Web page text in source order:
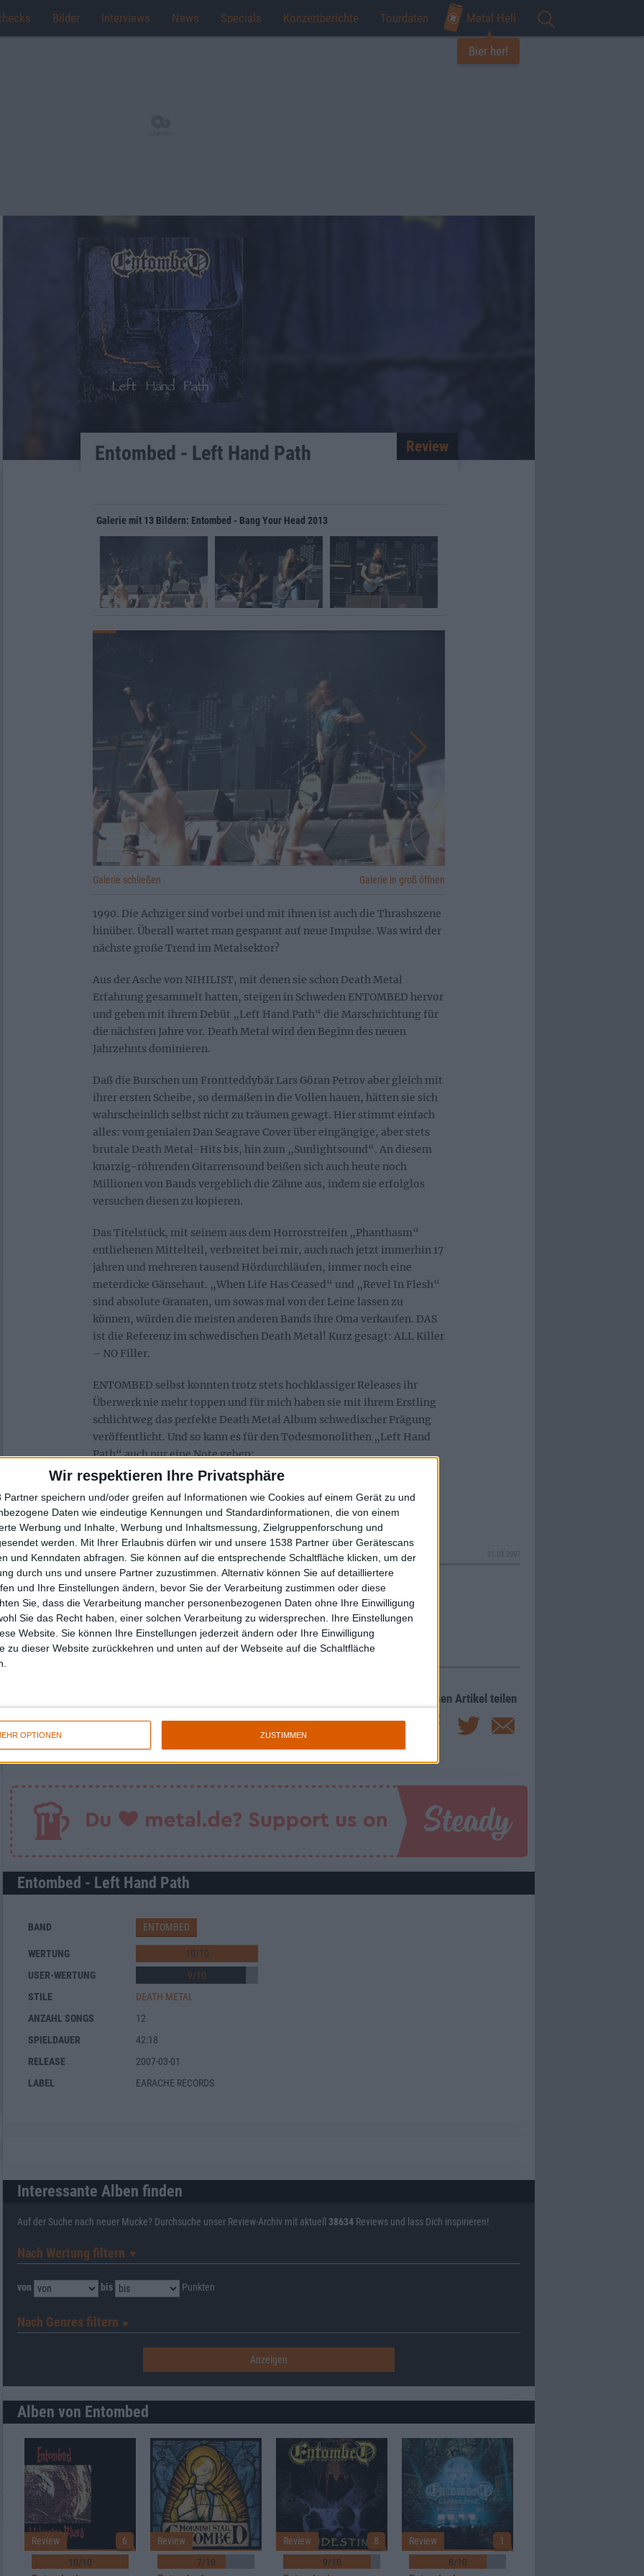
Wir respektieren Ihre Privatsphäre
Partner speichern und/oder greifen auf Informationen wie Cookies auf einem Gerät zu und
Daten wie eindeutige Kennungen und Standardinformationen, die von einem
Werbung und Inhalte, Werbung und Inhaltsmessung, Zielgruppenforschung und
werden.
Mit Ihrer Erlaubnis dürfen wir und unsere 1538 Partner über Gerätescans
und Kenndaten abfragen. Sie können auf die entsprechende Schaltfläche klicken, um der
durch uns und unsere Partner zuzustimmen. Alternativ können Sie auf detailliertere
und Ihre Einstellungen ändern, bevor Sie der Verarbeitung zustimmen oder diese
Sie, dass die Verarbeitung mancher personenbezogenen Daten ohne Ihre Einwilligung
Sie das Recht haben, einer solchen Verarbeitung zu widersprechen. Ihre Einstellungen
Website. Sie können Ihre Einstellungen jederzeit ändern oder Ihre Einwilligung
zu dieser Website zurückkehren und unten auf der Webseite auf die Schaltfläche
OPTIONEN ZUSTIMMEN
Bilder Interviews News Specials Konzertberichte Tourdaten Metal Hell
Bier her!
Entombed - Left Hand Path Review
Galerie mit 13 Bildern: Entombed - Bang Your Head 2013
Galerie schließen Galerie in groß öffnen
1990. Die Achziger sind vorbei und mit ihnen ist auch die Thrashszene
hinüber. Überall wartet man gespannt auf neue Impulse. Was wird der
nächste große Trend im Metalsektor?
Aus der Asche von NIHILIST, mit denen sie schon Death Metal
Erfahrung gesammelt hatten, steigen in Schweden ENTOMBED hervor
und geben mit ihrem Debüt „Left Hand Path“ die Marschrichtung für
die nächsten Jahre vor. Death Metal wird den Beginn des neuen
Jahrzehnts dominieren.
Daß die Burschen um Frontteddybär Lars Göran Petrov aber gleich mit
ihrer ersten Scheibe, so dermaßen in die Vollen hauen, hätten sie sich
wahrscheinlich selbst nicht zu träumen gewagt. Hier stimmt einfach
alles: vom genialen Dan Seagrave Cover über eingängige, aber stets
brutale Death Metal-Hits bis, hin zum „Sunlightsound“. An diesem
knarzig-röhrenden Gitarrensound beißen sich auch heute noch
Millionen von Bands vergeblich die Zähne aus, indem sie erfolglos
versuchen diesen zu kopieren.
Das Titelstück, mit seinem aus dem Horrorstreifen „Phanthasm“
entliehenen Mittelteil, verbreitet bei mir, auch nach jetzt immerhin 17
jahren und mehreren tausend Hördurchläufen, immer noch eine
meterdicke Gänsehaut. „When Life Has Ceased“ und „Revel In Flesh“
sind absolute Granaten, um sowas mal von der Leine lassen zu
können, würden die meisten anderen Bands ihre Oma verkaufen. DAS
ist die Referenz im schwedischen Death Metal! Kurz gesagt: ALL Killer
– NO Filler.
ENTOMBED selbst konnten trotz stets hochklassiger Releases ihr
Überwerk nie mehr toppen und für mich haben sie mit ihrem Erstling
schlichtweg das perfekte Death Metal Album schwedischer Prägung
veröffentlicht. Und so kann es für den Todesmonolithen „Left Hand
Path“ auch nur eine Note geben:
Zur Startseite
nightstalker
Diesen Artikel teilen
Entombed - Left Hand Path
BAND ENTOMBED
WERTUNG 10/10
USER-WERTUNG
9/10
STILE
DEATH METAL
ANZAHL SONGS
12
SPIELDAUER
42:18
RELEASE
2007-03-01
LABEL
EARACHE RECORDS
Interessante Alben finden
Auf der Suche nach neuer Mucke? Durchsuche unser Review-Archiv mit aktuell 38634 Reviews und lass Dich inspirieren!
Nach Wertung filtern ▼︎
von bis Punkten
Nach Genres filtern ►︎
Alben von Entombed
10/10
Review
6
7/10
Review
9/10
Review
8
8/10
Review 1